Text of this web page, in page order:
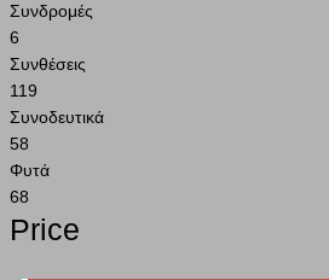
Συνδρομές
6
Συνθέσεις
119
Συνοδευτικά
58
Φυτά
68
Price